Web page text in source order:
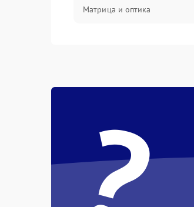
Матрица и оптика
Программные сбои
Коммуникации и интерфейсы